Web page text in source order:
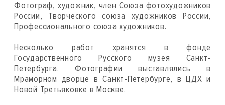
Фотограф, художник, член Союза фотохудожников
России, Творческого союза художников России,
Профессионального союза художников.
Несколько работ хранятся в фонде
Государственного Русского музея Санкт-
Петербурга. Фотографии выставлялись в
Мраморном дворце в Санкт-Петербурге, в ЦДХ и
Новой Третьяковке в Москве.